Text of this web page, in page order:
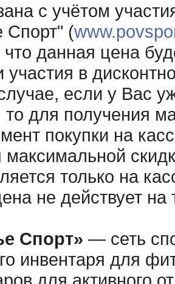
с учётом
Спорт" (
данная цена
участия в
если у Вас
для получения
покупки на
максимальной
только на
не действует
Спорт» — сеть
инвентаря для